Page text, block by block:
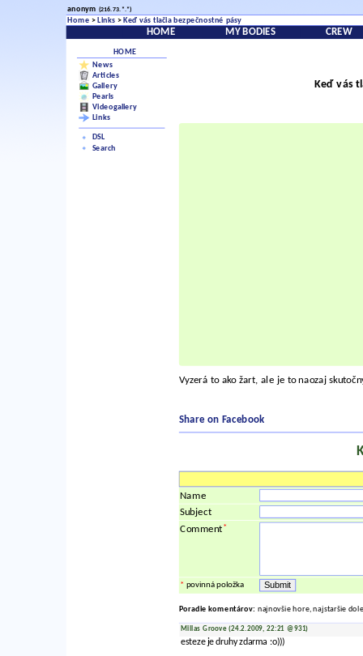
anonym (216.73.*.*)
Home > Links > Keď vás tlačia bezpečnostné pásy
HOME MY BODIES CREW
HOME
News
Articles
Gallery
Pearls
Videogallery
Links
DSL
Search
Keď vás
Vyzerá to ako žart, ale je to naozaj
Share on Facebook
Name
Subject
Comment*
* povinná položka
Poradie komentárov: najnovšie hore, najstaršie dole
Millas Groove (24.2.2009, 22:21 @931)
esteze je druhy zdarma :o)))